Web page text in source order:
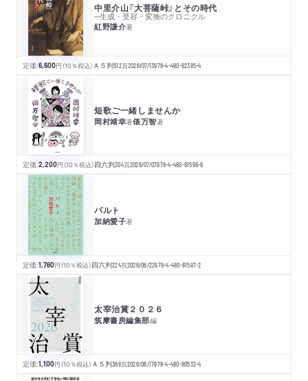
中里介山『大菩薩峠』とその時代
─生成・受容・変換のクロニクル
紅野謙介著
定価:6,600円 （10％税込） Ａ５判512頁2026/07/13978-4-480-82385-4
短歌ご一緒しませんか
岡村靖幸著俵万智著
定価:2,200円 （10％税込）四六判304頁2026/07/07978-4-480-81598-9
パルト
加納愛子著
定価:1,760円 （10％税込）四六判224頁2026/06/22978-4-480-81597-2
太宰治賞２０２６
筑摩書房編集部編
定価:1,100円 （10％税込） Ａ５判368頁2026/06/17978-4-480-80532-4